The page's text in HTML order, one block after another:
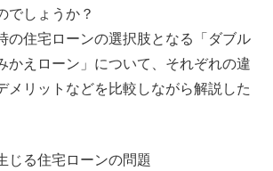
でしょうか？
の住宅ローンの選択肢となる「ダブル
かえローン」について、それぞれの違
メリットなどを比較しながら解説した
じる住宅ローンの問題